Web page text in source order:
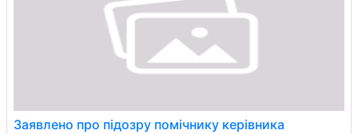
Заявлено про підозру помічнику керівника